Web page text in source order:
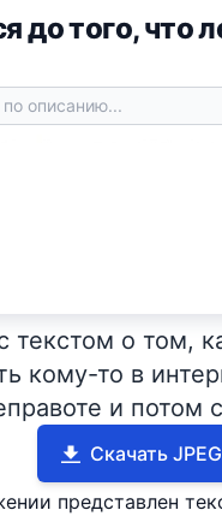
до того, что
текстом о том,
кому-то в
и потом
Скачать JPEG
представлен